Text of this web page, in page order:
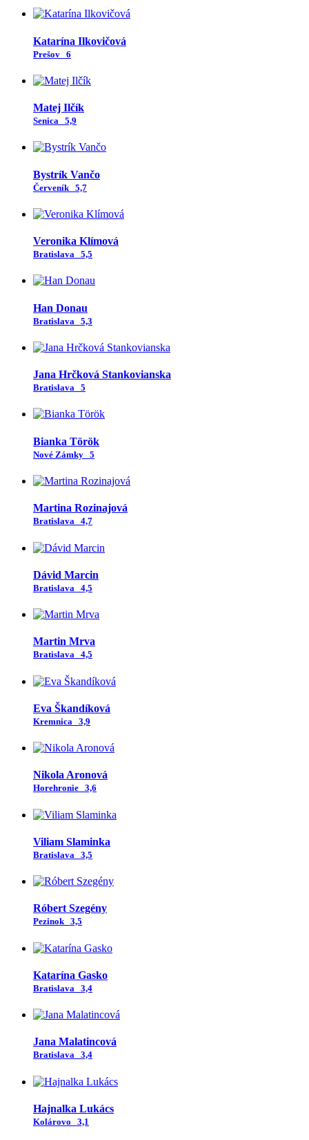
Katarína Ilkovičová
Prešov 6
Matej Ilčík
Senica 5,9
Bystrík Vančo
Červeník 5,7
Veronika Klímová
Bratislava 5,5
Han Donau
Bratislava 5,3
Jana Hrčková Stankovianska
Bratislava 5
Bianka Török
Nové Zámky 5
Martina Rozinajová
Bratislava 4,7
Dávid Marcin
Bratislava 4,5
Martin Mrva
Bratislava 4,5
Eva Škandíková
Kremnica 3,9
Nikola Aronová
Horehronie 3,6
Viliam Slaminka
Bratislava 3,5
Róbert Szegény
Pezinok 3,5
Katarína Gasko
Bratislava 3,4
Jana Malatincová
Bratislava 3,4
Hajnalka Lukács
Kolárovo 3,1